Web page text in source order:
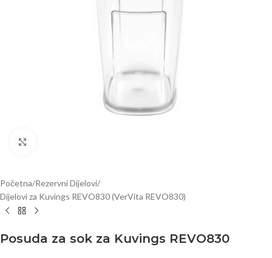
Početna/Rezervni Dijelovi/
Dijelovi za Kuvings REVO830 (VerVita REVO830)
Posuda za sok za Kuvings REVO830